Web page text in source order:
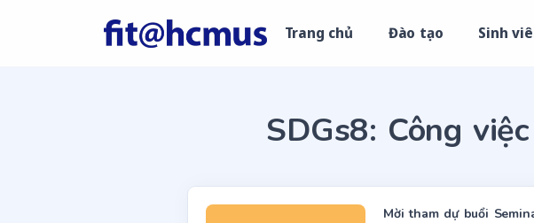
Trang chủ Đào tạo Sinh
SDGs8: Công
Mời tham dự buổi